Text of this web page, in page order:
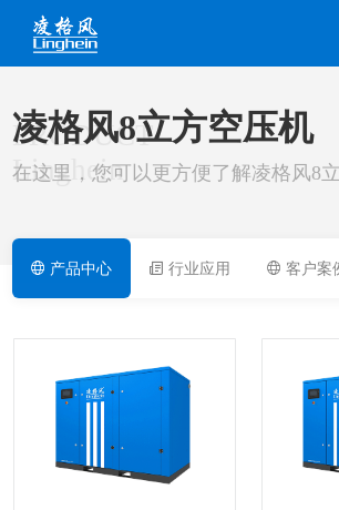
PRODUCT
Linghein
凌格风8立方空压机
在这里，您可以更方便了解凌格风8
产品中心 行业应用 客户案